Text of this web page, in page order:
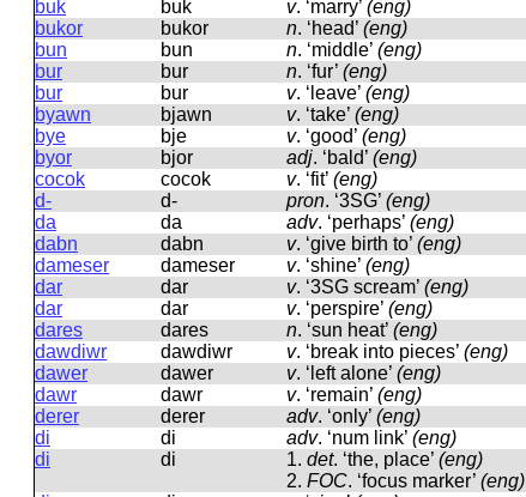
buk
buk v. ‘marry’ (eng)
bukor
bukor n. ‘head’ (eng)
bun
bun n. ‘middle’ (eng)
bur
bur n. ‘fur’ (eng)
bur
bur v. ‘leave’ (eng)
byawn
bjawn v. ‘take’ (eng)
bye
bje v. ‘good’ (eng)
byor
bjor adj. ‘bald’ (eng)
cocok
cocok v. ‘fit’ (eng)
d-
d- pron. ‘3SG’ (eng)
da
da adv. ‘perhaps’ (eng)
dabn
dabn v. ‘give birth to’ (eng)
dameser
dameser v. ‘shine’ (eng)
dar
dar v. ‘3SG scream’ (eng)
dar
dar v. ‘perspire’ (eng)
dares
dares n. ‘sun heat’ (eng)
dawdiwr
dawdiwr v. ‘break into pieces’ (eng)
dawer
dawer v. ‘left alone’ (eng)
dawr
dawr v. ‘remain’ (eng)
derer
derer adv. ‘only’ (eng)
di
di adv. ‘num link’ (eng)
di
di 1. det. ‘the, place’ (eng)
2. FOC. ‘focus marker’ (eng)